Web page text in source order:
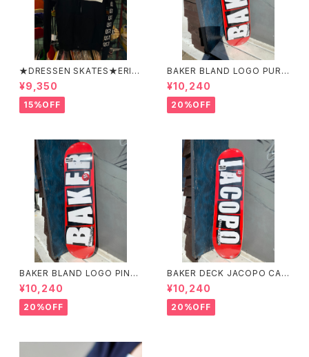
★DRESSEN SKATES★ERIC
DRESSEN BLACK ZIP HOO
D PARKER ドレッセンスケーツ
スケート エリックドレッセン
ブラック フードパーカー フー
¥9,350
15%OFF
BAKER BLAND LOGO PURP
LE DECK 8.0 ベイカー ブラ
ンド ロゴ パープル デッ
キ 8インチ スケートボード ス
ケボー
¥10,240
20%OFF
BAKER BLAND LOGO PINK
DECK 8.0 ベイカー ブラン
ド ロゴ デッキ ピンク 8イ
ンチ スケートボード スケボー
¥10,240
20%OFF
BAKER DECK JACOPO CAR
OZZI BRAND LOGO 8.25 ベ
イカー デッキ ジェイコープ ブ
ランド ロゴ スケートボード
スケボー
¥10,240
20%OFF